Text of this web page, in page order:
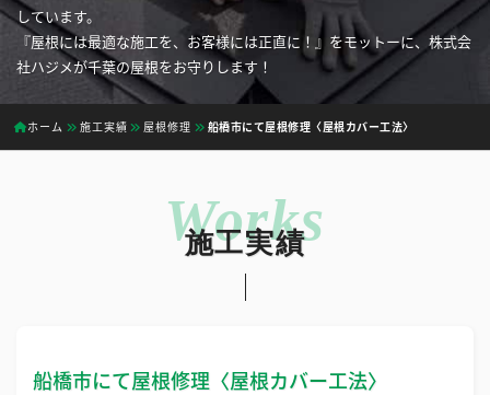
しています。
『屋根には最適な施工を、お客様には正直に！』をモットーに、株式会
社ハジメが千葉の屋根をお守りします！
ホーム 施工実績 屋根修理 船橋市にて屋根修理〈屋根カバー工法〉
施工実績
船橋市にて屋根修理〈屋根カバー工法〉